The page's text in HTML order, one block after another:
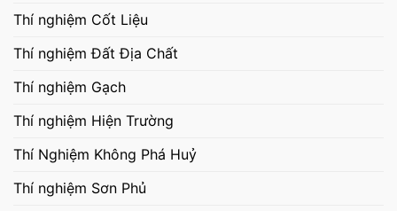
Thí nghiệm Cốt Liệu
Thí nghiệm Đất Địa Chất
Thí nghiệm Gạch
Thí nghiệm Hiện Trường
Thí Nghiệm Không Phá Huỷ
Thí nghiệm Sơn Phủ